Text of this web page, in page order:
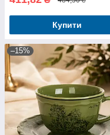
Купити
–15%